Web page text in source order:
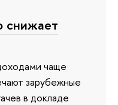
снижает
чаще
зарубежные
в докладе